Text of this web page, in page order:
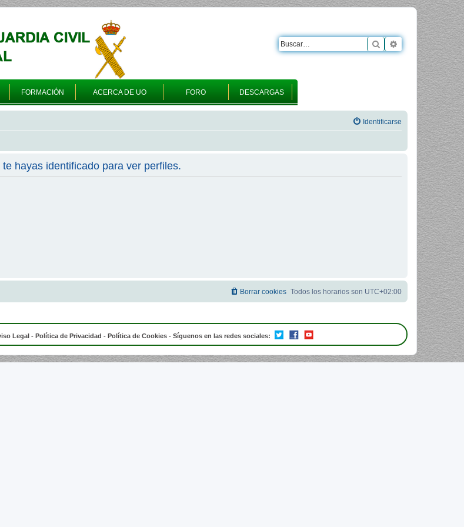
FORMACIÓN ACERCA DE UO FORO DESCARGAS
Buscar Búsqueda
Identificarse
hayas identificado para ver perfiles.
Todos los horarios son UTC+02:00
Borrar cookies
Legal - Política de Privacidad - Política de Cookies - Síguenos en las redes sociales: